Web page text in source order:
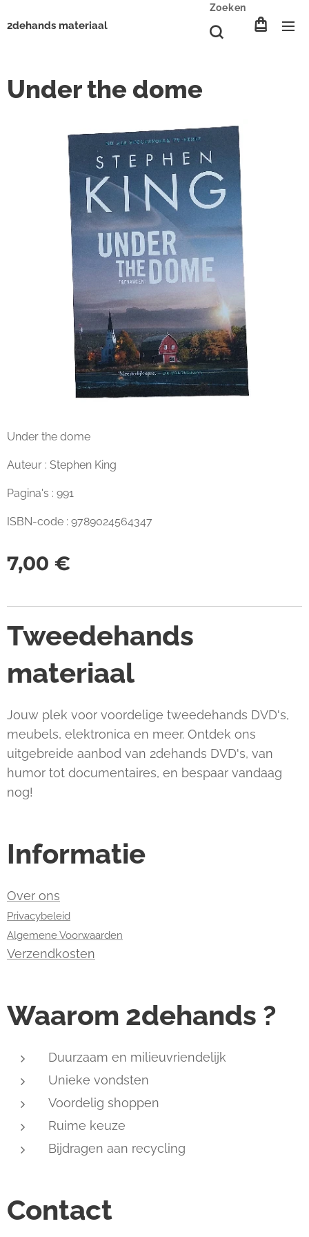
2dehands materiaal
Zoeken
Under the dome
Under the dome
Auteur : Stephen King
Pagina's : 991
ISBN-code : 9789024564347
7,00 €
Tweedehands
materiaal
Jouw plek voor voordelige tweedehands DVD's,
meubels, elektronica en meer. Ontdek ons
uitgebreide aanbod van 2dehands DVD's, van
humor tot documentaires, en bespaar vandaag
nog!
Informatie
Over ons
Privacybeleid
Algemene Voorwaarden
Verzendkosten
Waarom 2dehands ?
Duurzaam en milieuvriendelijk
Unieke vondsten
Voordelig shoppen
Ruime keuze
Bijdragen aan recycling
Contact